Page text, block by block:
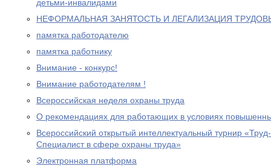
детьми-инвалидами
НЕФОРМАЛЬНАЯ ЗАНЯТОСТЬ И ЛЕГАЛИЗАЦИЯ
памятка работодателю
памятка работнику
Внимание - конкурс!
Внимание работодателям !
Всероссийская неделя охраны труда
О рекомендациях для работающих в условиях
Всероссийский открытый интеллектуальный турнир
Специалист в сфере охраны труда»
Электронная платформа